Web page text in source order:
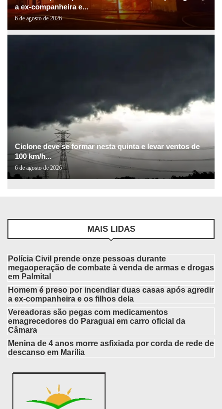
a ex-companheira e...
6 de agosto de 2026
Ciclone deve se formar nesta quinta e levar ventos de
100 km/h...
6 de agosto de 2026
MAIS LIDAS
Polícia Civil prende onze pessoas durante
megaoperação de combate à venda de armas e drogas
em Palmital
Homem é preso por incendiar duas casas após agredir
a ex-companheira e os filhos dela
Vereadoras são pegas com medicamentos
emagrecedores do Paraguai em carro oficial da
Câmara
Menina de 4 anos morre asfixiada por corda de rede de
descanso em Marília